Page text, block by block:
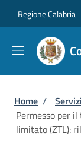
Regione Calabria
Briciole
Home / Servizi
Permesso per
limitato (ZTL):